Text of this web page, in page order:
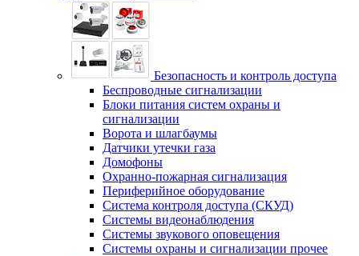
Безопасность и контроль доступа
Беспроводные сигнализации
Блоки питания систем охраны и
сигнализации
Ворота и шлагбаумы
Датчики утечки газа
Домофоны
Охранно-пожарная сигнализация
Периферийное оборудование
Система контроля доступа (СКУД)
Системы видеонаблюдения
Системы звукового оповещения
Системы охраны и сигнализации прочее